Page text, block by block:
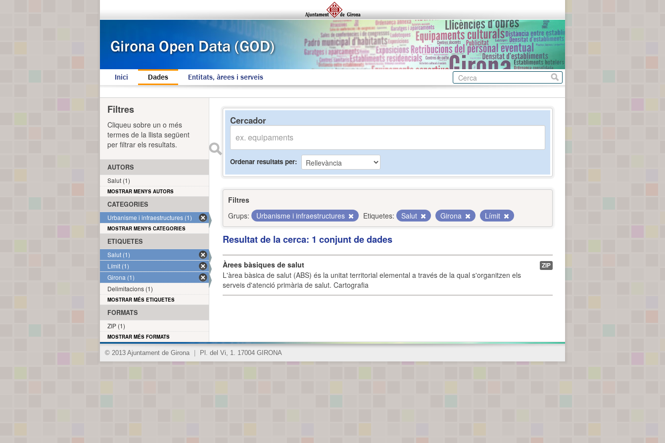
Inici Dades Entitats, àrees i serveis
Cercador
Ordenar resultats per
Filtres
Grups:
Urbanisme i infraestructures Etiquetes: Salut Girona Límit
Resultat de la cerca: 1 conjunt de dades
Àrees bàsiques de salut
L'àrea bàsica de salut (ABS) és la unitat territorial elemental a través de la qual s'organitzen els
serveis d'atenció primària de salut. Cartografia
ZIP
Filtres
Cliqueu sobre un o més
termes de la llista següent
per filtrar els resultats.
AUTORS
Salut (1)
MOSTRAR MENYS AUTORS
CATEGORIES
Urbanisme i infraestructures (1)
MOSTRAR MENYS CATEGORIES
ETIQUETES
Salut (1)
Límit (1)
Girona (1)
Delimitacions (1)
MOSTRAR MÉS ETIQUETES
FORMATS
ZIP (1)
MOSTRAR MÉS FORMATS
© 2013 Ajuntament de Girona Pl. del Vi, 1. 17004 GIRONA